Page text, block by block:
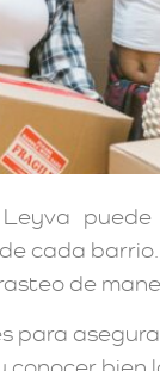
cada
de